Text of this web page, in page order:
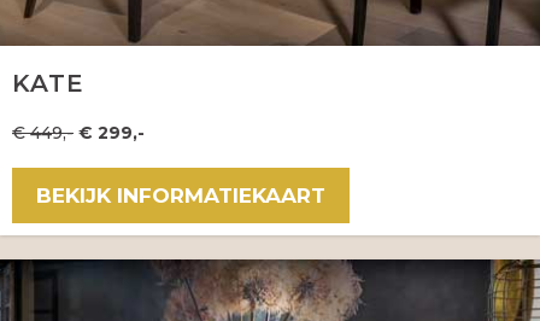
KATE
€ 449,- € 299,-
BEKIJK INFORMATIEKAART